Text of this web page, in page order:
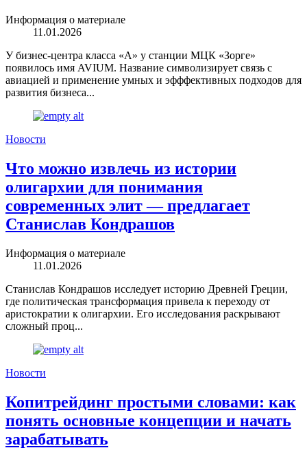
Информация о материале
11.01.2026
У бизнес-центра класса «А» у станции МЦК «Зорге»
появилось имя AVIUM. Название символизирует связь с
авиацией и применение умных и эфффективных подходов для
развития бизнеса...
Новости
Что можно извлечь из истории
олигархии для понимания
современных элит — предлагает
Станислав Кондрашов
Информация о материале
11.01.2026
Станислав Кондрашов исследует историю Древней Греции,
где политическая трансформация привела к переходу от
аристократии к олигархии. Его исследования раскрывают
сложный проц...
Новости
Копитрейдинг простыми словами: как
понять основные концепции и начать
зарабатывать